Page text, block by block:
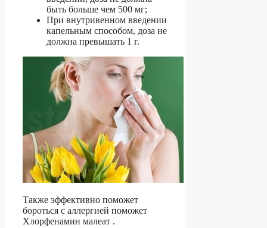
быть больше чем 500 мг;
При внутривенном введении
капельным способом, доза не
должна превышать 1 г.
Также эффективно поможет
бороться с аллергией поможет
Хлорфенамин малеат .